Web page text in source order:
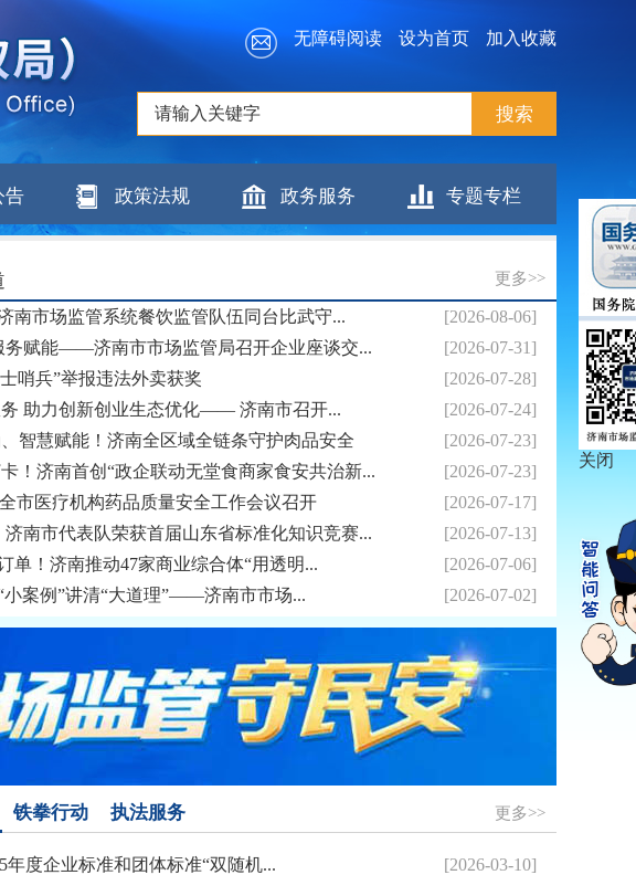
无障碍阅读 设为首页 加入收藏
告 政策法规 政务服务 专题专栏
更多>>
南市场监管系统餐饮监管队伍同台比武守...
[2026-08-06]
务赋能——济南市市场监管局召开企业座谈交...
[2026-07-31]
哨兵”举报违法外卖获奖
[2026-07-28]
助力创新创业生态优化—— 济南市召开...
[2026-07-24]
智慧赋能！济南全区域全链条守护肉品安全
[2026-07-23]
！济南首创“政企联动无堂食商家食安共治新...
[2026-07-23]
市医疗机构药品质量安全工作会议召开
[2026-07-17]
济南市代表队荣获首届山东省标准化知识竞赛...
[2026-07-13]
单！济南推动47家商业综合体“用透明...
[2026-07-06]
小案例”讲清“大道理”——济南市市场...
[2026-07-02]
铁拳行动 执法服务 更多>>
年度企业标准和团体标准“双随机...
[2026-03-10]
关闭